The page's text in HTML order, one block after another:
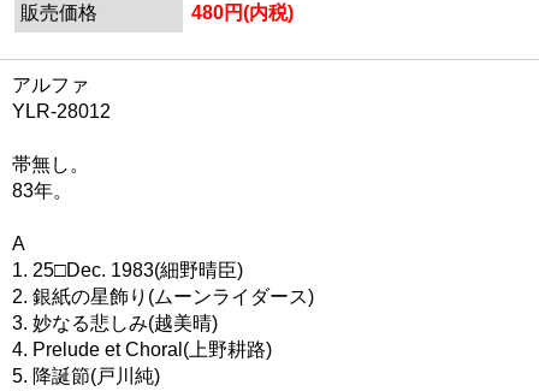
販売価格
480円(内税)
アルファ
YLR-28012
帯無し。
83年。
A
1. 25□Dec. 1983(細野晴臣)
2. 銀紙の星飾り(ムーンライダース)
3. 妙なる悲しみ(越美晴)
4. Prelude et Choral(上野耕路)
5. 降誕節(戸川純)